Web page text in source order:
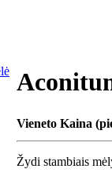
Vieneto Kaina
Žydi stambiais